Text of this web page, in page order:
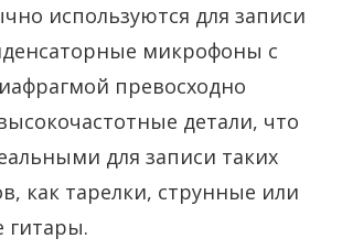
используются для записи
микрофоны с
превосходно
детали, что
для записи таких
как тарелки, струнные или
гитары.